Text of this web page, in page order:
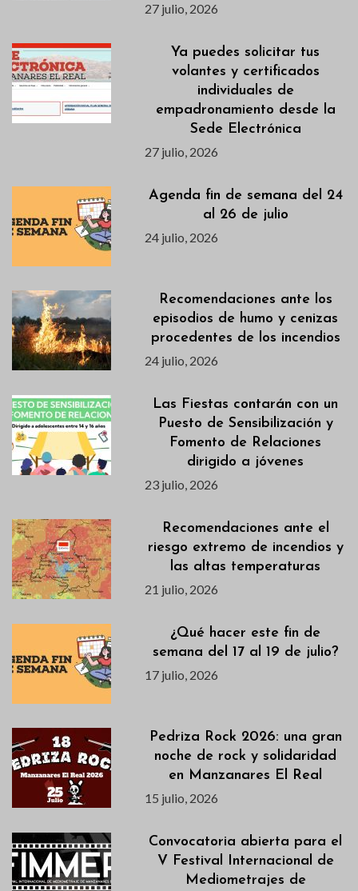
27 julio, 2026
Ya puedes solicitar tus
volantes y certificados
individuales de
empadronamiento desde la
Sede Electrónica
27 julio, 2026
Agenda fin de semana del 24
al 26 de julio
24 julio, 2026
Recomendaciones ante los
episodios de humo y cenizas
procedentes de los incendios
24 julio, 2026
Las Fiestas contarán con un
Puesto de Sensibilización y
Fomento de Relaciones
dirigido a jóvenes
23 julio, 2026
Recomendaciones ante el
riesgo extremo de incendios y
las altas temperaturas
21 julio, 2026
¿Qué hacer este fin de
semana del 17 al 19 de julio?
17 julio, 2026
Pedriza Rock 2026: una gran
noche de rock y solidaridad
en Manzanares El Real
15 julio, 2026
Convocatoria abierta para el
V Festival Internacional de
Mediometrajes de